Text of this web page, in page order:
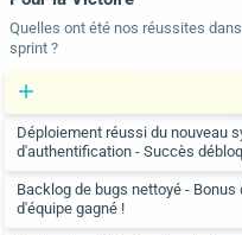
Quelles ont été nos réussites
sprint ?
Déploiement réussi du nouveau
d'authentification - Succès
Backlog de bugs nettoyé - Bonus
d'équipe gagné !